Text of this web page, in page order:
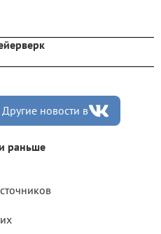
Другие новости в
раньше